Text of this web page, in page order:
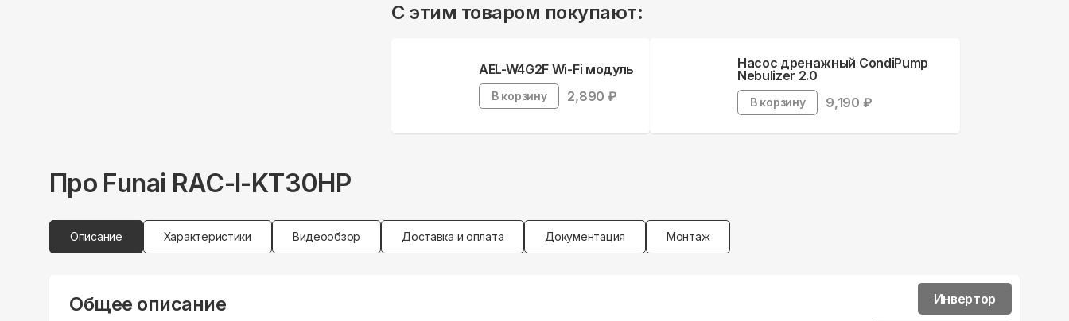
С этим товаром покупают:
AEL-W4G2F Wi-Fi модуль
В корзину 2,890 ₽
Насос дренажный CondiPump
Nebulizer 2.0
В корзину 9,190 ₽
Про Funai RAC-I-KT30HP
Описание Характеристики Видеообзор Доставка и оплата Документация Монтаж
Общее описание Инвертор